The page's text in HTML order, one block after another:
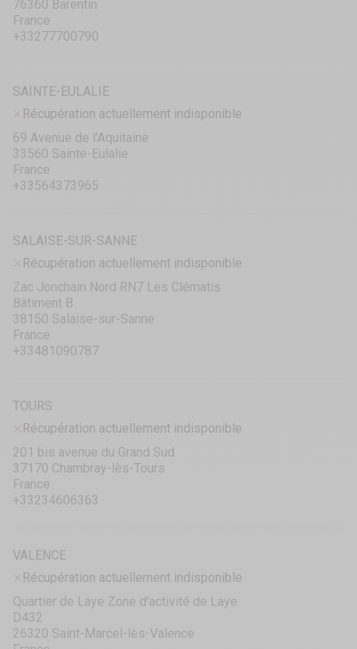
76360 Barentin
France
+33277700790
SAINTE-EULALIE
Récupération actuellement indisponible
69 Avenue de l’Aquitaine
33560 Sainte-Eulalie
France
+33564373965
SALAISE-SUR-SANNE
Récupération actuellement indisponible
Zac Jonchain Nord RN7 Les Clématis
Bâtiment B
38150 Salaise-sur-Sanne
France
+33481090787
TOURS
Récupération actuellement indisponible
201 bis avenue du Grand Sud
37170 Chambray-lès-Tours
France
+33234606363
VALENCE
Récupération actuellement indisponible
Quartier de Laye Zone d'activité de Laye
D432
26320 Saint-Marcel-lès-Valence